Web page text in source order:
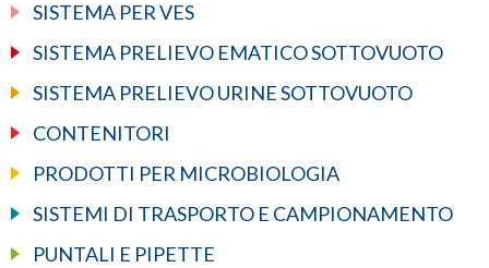
SISTEMA PER VES
SISTEMA PRELIEVO EMATICO SOTTOVUOTO
SISTEMA PRELIEVO URINE SOTTOVUOTO
CONTENITORI
PRODOTTI PER MICROBIOLOGIA
SISTEMI DI TRASPORTO E CAMPIONAMENTO
PUNTALI E PIPETTE